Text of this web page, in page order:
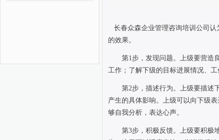
长春众森企业管理咨询培训公司
的效果。
第1步，发现问题。上级要营造
工作；了解下级的目标进展情况、
第2步，描述行为。上级要描述
产生的具体影响。上级可以向下级
够自我分析，表达心声。
第3步，积极反馈。上级要积极